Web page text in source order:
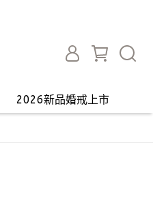
2026新品婚戒上市